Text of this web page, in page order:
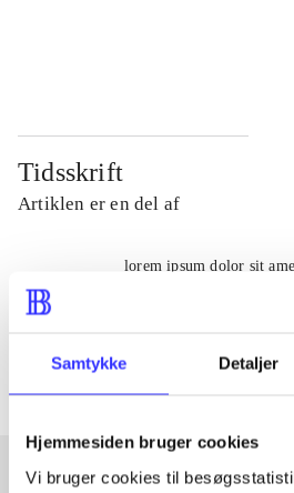
Samtykke Detaljer
Hjemmesiden bruger cookies
Vi bruger cookies til
Tidsskrift
Artiklen er en del af
lorem ipsum dolor sit